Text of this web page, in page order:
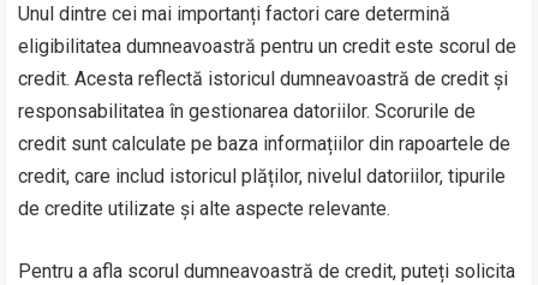
Unul dintre cei mai importanți factori care determină
eligibilitatea dumneavoastră pentru un credit este scorul de
credit. Acesta reflectă istoricul dumneavoastră de credit și
responsabilitatea în gestionarea datoriilor. Scorurile de
credit sunt calculate pe baza informațiilor din rapoartele de
credit, care includ istoricul plăților, nivelul datoriilor, tipurile
de credite utilizate și alte aspecte relevante.
Pentru a afla scorul dumneavoastră de credit, puteți solicita